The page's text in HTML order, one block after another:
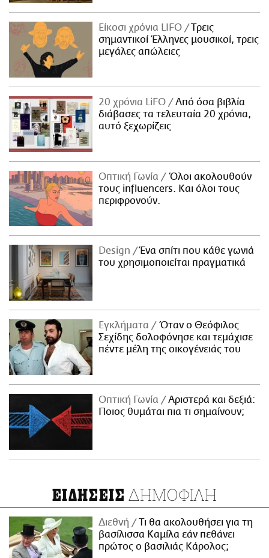
Είκοσι χρόνια LIFO
Tρεις
σημαντικοί Έλληνες μουσικοί, τρεις
μεγάλες απώλειες
20 χρόνια LiFO
Από όσα βιβλία
διάβασες τα τελευταία 20 χρόνια,
αυτό ξεχωρίζεις
Οπτική Γωνία
Όλοι ακολουθούν
τους influencers. Και όλοι τους
περιφρονούν.
Design
Ένα σπίτι που κάθε γωνιά
του χρησιμοποιείται πραγματικά
Εγκλήματα
Όταν ο Θεόφιλος
Σεχίδης δολοφόνησε και τεμάχισε
πέντε μέλη της οικογένειάς του
Οπτική Γωνία
Αριστερά και δεξιά:
Ποιος θυμάται πια τι σημαίνουν;
ΕΙΔΗΣΕΙΣ ΔΗΜΟΦΙΛΗ
Διεθνή
Τι θα ακολουθήσει για τη
βασίλισσα Καμίλα εάν πεθάνει
πρώτος ο βασιλιάς Κάρολος;